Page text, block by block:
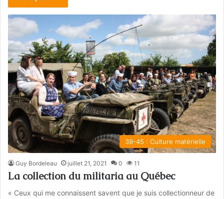
39-45 : Culture matérielle
Guy Bordeleau juillet 21, 2021 0 11
La collection du militaria au Québec
« Ceux qui me connaissent savent que je suis collectionneur de